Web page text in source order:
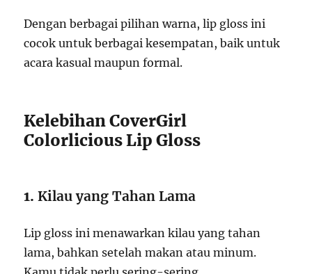
Dengan berbagai pilihan warna, lip gloss ini
cocok untuk berbagai kesempatan, baik untuk
acara kasual maupun formal.
Kelebihan CoverGirl
Colorlicious Lip Gloss
1.Kilau yang Tahan Lama
Lip gloss ini menawarkan kilau yang tahan
lama, bahkan setelah makan atau minum.